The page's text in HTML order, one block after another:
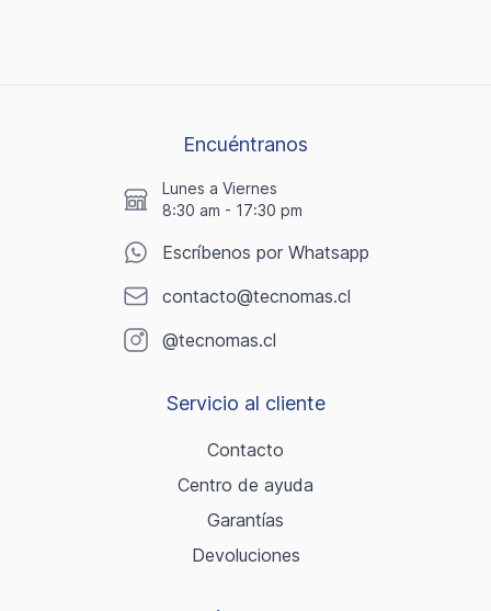
Encuéntranos
Lunes a Viernes
8:30 am - 17:30 pm
Escríbenos por Whatsapp
contacto@tecnomas.cl
@tecnomas.cl
Servicio al cliente
Contacto
Centro de ayuda
Garantías
Devoluciones